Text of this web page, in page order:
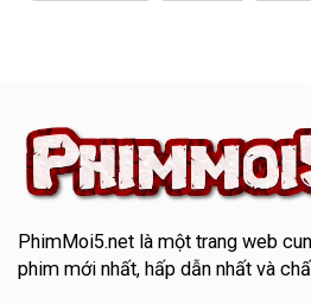
PhimMoi5.netlà một trang web
phim mới nhất, hấp dẫn nhất và